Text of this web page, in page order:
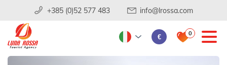
+385 (0)52 577 483 info@lrossa.com
€ 0